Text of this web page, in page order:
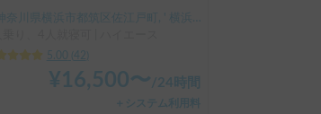
神奈川県横浜市都筑区佐江戸町, ' 横浜線鴨居駅
5.00 42
¥ 16,500〜/24時間
＋システム利用料